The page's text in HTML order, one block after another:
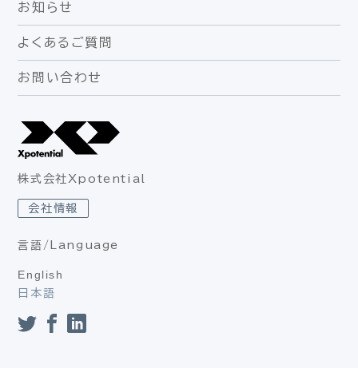
お知らせ
よくあるご質問
お問い合わせ
株式会社Xpotential
会社情報
言語/Language
English
日本語